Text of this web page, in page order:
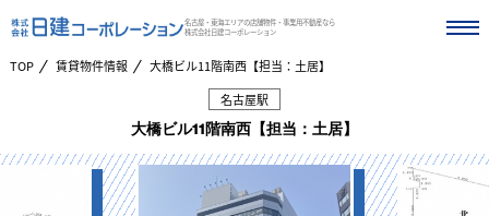
名古屋・東海エリアの店舗物件・事業用不動産なら
株式会社日建コーポレーション
TOP 賃貸物件情報
大橋ビル11階南西【担当：土居】
名古屋駅
大橋ビル11階南西【担当：土居】